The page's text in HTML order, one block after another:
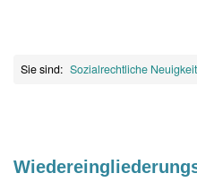
Sie sind: Sozialrechtliche